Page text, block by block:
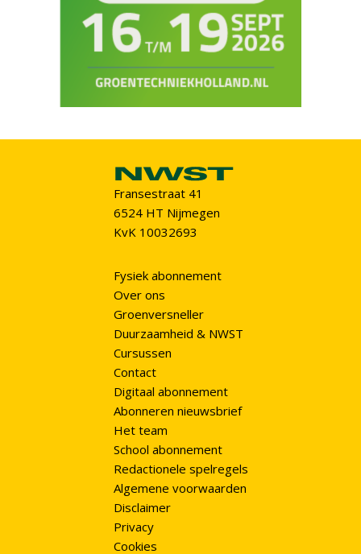
Fransestraat 41
6524 HT Nijmegen
KvK 10032693
Fysiek abonnement
Over ons
Groenversneller
Duurzaamheid & NWST
Cursussen
Contact
Digitaal abonnement
Abonneren nieuwsbrief
Het team
School abonnement
Redactionele spelregels
Algemene voorwaarden
Disclaimer
Privacy
Cookies